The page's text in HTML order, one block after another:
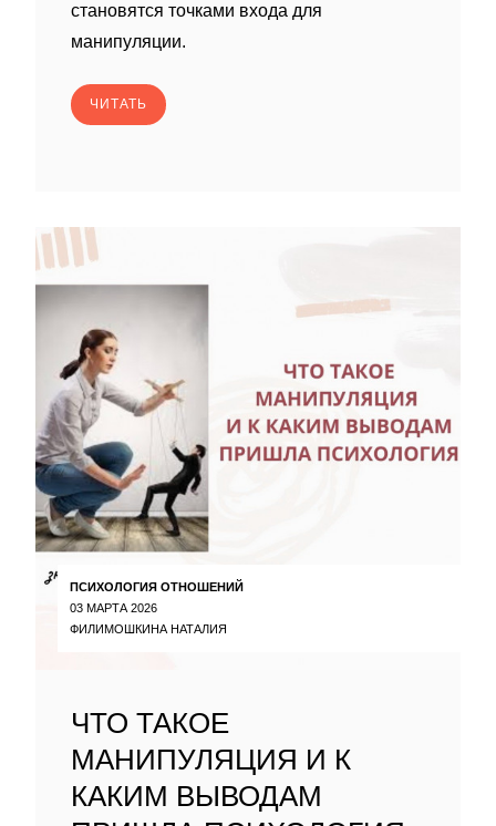
становятся точками входа для
манипуляции.
ЧИТАТЬ
ПСИХОЛОГИЯ ОТНОШЕНИЙ
03 МАРТА 2026
ФИЛИМОШКИНА НАТАЛИЯ
ЧТО ТАКОЕ
МАНИПУЛЯЦИЯ И К
КАКИМ ВЫВОДАМ